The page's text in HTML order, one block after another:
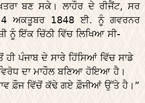
ਬਣ ਸਕੇ। ਲਾਹੌਰ ਦੇ ਰੀਜੈਂਟ, ਸਰ
4 ਅਕਤੂਬਰ 1848 ਈ. ਨੂੰ ਗਵਰਨਰ
ਨੂੰ ਇੱਕ ਚਿੱਠੀ ਵਿੱਚ ਲਿਖਿਆ ਸੀ-
ਪੰਜਾਬ ਦੇ ਸਾਰੇ ਹਿੱਸਿਆਂ ਵਿੱਚ ਸਾਡੇ
ਦਾ ਮਾਹੌਲ ਬਣਿਆ ਹੋਇਆ ਹੈ।
ਫ਼ੌਜ ਵਿੱਚੋਂ ਕੱਢੇ ਗਏ ਫ਼ੌਜੀਆਂ ਉੱਤੇ ਹੈ।”